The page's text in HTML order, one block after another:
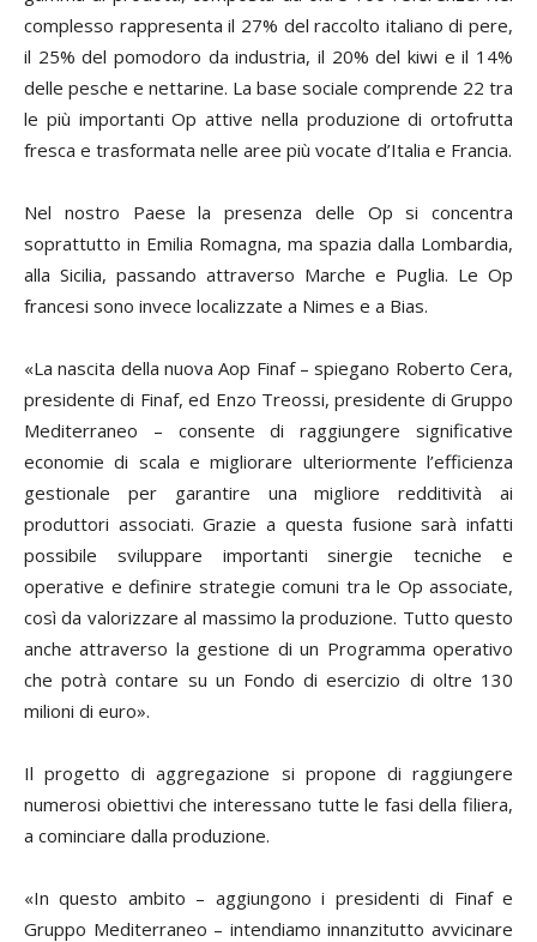
complesso rappresenta il 27% del raccolto italiano di pere,
il 25% del pomodoro da industria, il 20% del kiwi e il 14%
delle pesche e nettarine. La base sociale comprende 22 tra
le più importanti Op attive nella produzione di ortofrutta
fresca e trasformata nelle aree più vocate d’Italia e Francia.
Nel nostro Paese la presenza delle Op si concentra
soprattutto in Emilia Romagna, ma spazia dalla Lombardia,
alla Sicilia, passando attraverso Marche e Puglia. Le Op
francesi sono invece localizzate a Nimes e a Bias.
«La nascita della nuova Aop Finaf – spiegano Roberto Cera,
presidente di Finaf, ed Enzo Treossi, presidente di Gruppo
Mediterraneo – consente di raggiungere significative
economie di scala e migliorare ulteriormente l’efficienza
gestionale per garantire una migliore redditività ai
produttori associati. Grazie a questa fusione sarà infatti
possibile sviluppare importanti sinergie tecniche e
operative e definire strategie comuni tra le Op associate,
così da valorizzare al massimo la produzione. Tutto questo
anche attraverso la gestione di un Programma operativo
che potrà contare su un Fondo di esercizio di oltre 130
milioni di euro».
Il progetto di aggregazione si propone di raggiungere
numerosi obiettivi che interessano tutte le fasi della filiera,
a cominciare dalla produzione.
«In questo ambito – aggiungono i presidenti di Finaf e
Gruppo Mediterraneo – intendiamo innanzitutto avvicinare